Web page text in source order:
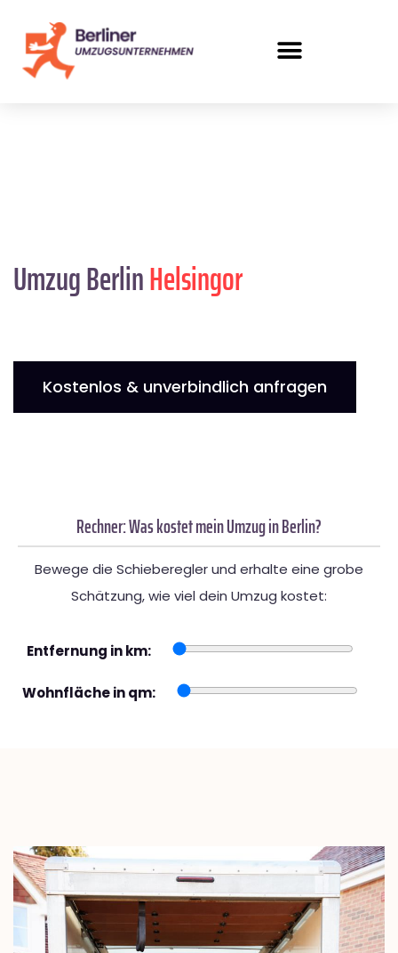
Umzug BerlinHelsingor
Kostenlos & unverbindlich anfragen
Rechner: Was kostet mein Umzug in Berlin?
Bewege die Schieberegler und erhalte eine grobe
Schätzung, wie viel dein Umzug kostet:
Entfernung in km:
Wohnfläche in qm: